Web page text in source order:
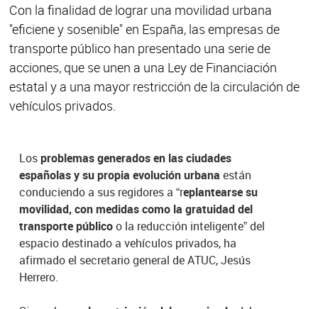
Con la finalidad de lograr una movilidad urbana
"eficiene y sosenible" en España, las empresas de
transporte público han presentado una serie de
acciones, que se unen a una Ley de Financiación
estatal y a una mayor restricción de la circulación de
vehículos privados.
Losproblemas generados en las ciudades
españolas y su propia evolución urbana están
conduciendo a sus regidores a “replantearse su
movilidad, con medidas como la gratuidad del
transporte públicoo la reducción inteligente” del
espacio destinado a vehículos privados, ha
afirmado el secretario general de ATUC, Jesús
Herrero.